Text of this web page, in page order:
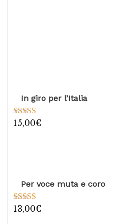
In giro per l’Italia
Valutato
15,00€
Per voce muta e coro
Valutato
13,00€